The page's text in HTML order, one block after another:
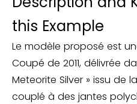
this Example
Le modèle proposé est
Coupé de 2011, délivrée
Meteorite Silver » issu de
couplé à des jantes